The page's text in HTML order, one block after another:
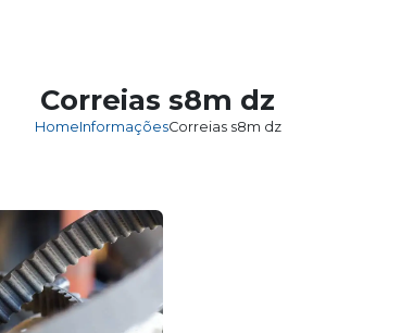
HomeInformaçõesCorreias s8m dz
Correias s8m dz